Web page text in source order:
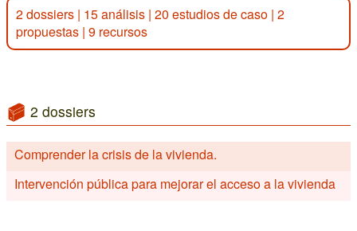
2 dossiers | 15 análisis | 20 estudios de caso | 2
propuestas | 9 recursos
2 dossiers
Comprender la crisis de la vivienda.
Intervención pública para mejorar el acceso a la vivienda